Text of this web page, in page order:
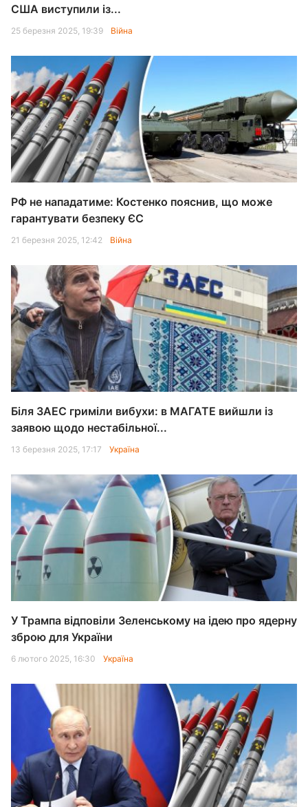
США виступили із...
25 березня 2025, 19:39 Війна
РФ не нападатиме: Костенко пояснив, що може
гарантувати безпеку ЄС
21 березня 2025, 12:42 Війна
Біля ЗАЕС гриміли вибухи: в МАГАТЕ вийшли із
заявою щодо нестабільної...
13 березня 2025, 17:17 Україна
У Трампа відповіли Зеленському на ідею про ядерну
зброю для України
6 лютого 2025, 16:30 Україна